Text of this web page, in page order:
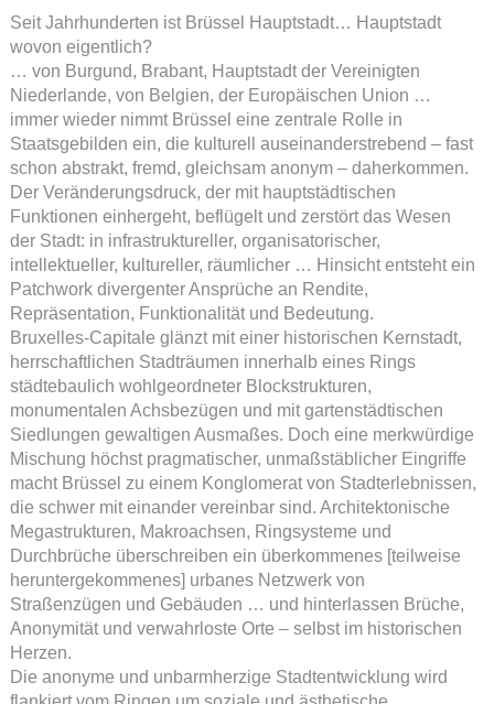
Seit Jahrhunderten ist Brüssel Hauptstadt… Hauptstadt
wovon eigentlich?
… von Burgund, Brabant, Hauptstadt der Vereinigten
Niederlande, von Belgien, der Europäischen Union …
immer wieder nimmt Brüssel eine zentrale Rolle in
Staatsgebilden ein, die kulturell auseinanderstrebend – fast
schon abstrakt, fremd, gleichsam anonym – daherkommen.
Der Veränderungsdruck, der mit hauptstädtischen
Funktionen einhergeht, beflügelt und zerstört das Wesen
der Stadt: in infrastruktureller, organisatorischer,
intellektueller, kultureller, räumlicher … Hinsicht entsteht ein
Patchwork divergenter Ansprüche an Rendite,
Repräsentation, Funktionalität und Bedeutung.
Bruxelles-Capitale glänzt mit einer historischen Kernstadt,
herrschaftlichen Stadträumen innerhalb eines Rings
städtebaulich wohlgeordneter Blockstrukturen,
monumentalen Achsbezügen und mit gartenstädtischen
Siedlungen gewaltigen Ausmaßes. Doch eine merkwürdige
Mischung höchst pragmatischer, unmaßstäblicher Eingriffe
macht Brüssel zu einem Konglomerat von Stadterlebnissen,
die schwer mit einander vereinbar sind. Architektonische
Megastrukturen, Makroachsen, Ringsysteme und
Durchbrüche überschreiben ein überkommenes [teilweise
heruntergekommenes] urbanes Netzwerk von
Straßenzügen und Gebäuden … und hinterlassen Brüche,
Anonymität und verwahrloste Orte – selbst im historischen
Herzen.
Die anonyme und unbarmherzige Stadtentwicklung wird